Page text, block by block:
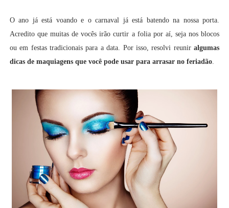
O ano já está voando e o carnaval já está batendo na nossa porta.
Acredito que muitas de vocês irão curtir a folia por aí, seja nos blocos
ou em festas tradicionais para a data. Por isso, resolvi reuniralgumas
dicas de maquiagens que você pode usar para arrasar no feriadão.